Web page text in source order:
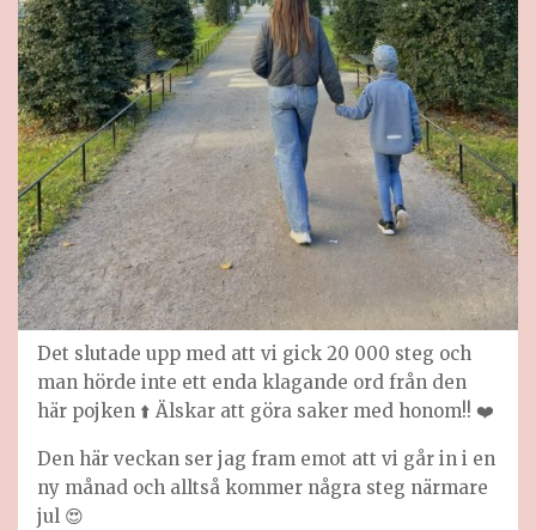
Det slutade upp med att vi gick 20 000 steg och
man hörde inte ett enda klagande ord från den
här pojken ⬆️ Älskar att göra saker med honom!! ❤️
Den här veckan ser jag fram emot att vi går in i en
ny månad och alltså kommer några steg närmare
jul 😍